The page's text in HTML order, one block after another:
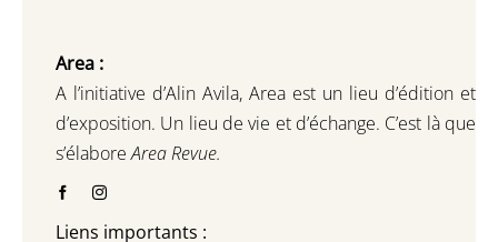
Area :
A l’initiative d’Alin Avila, Area est un lieu d’édition et
d’exposition. Un lieu de vie et d’échange. C’est là que
s’élaboreArea Revue.
Liens importants :